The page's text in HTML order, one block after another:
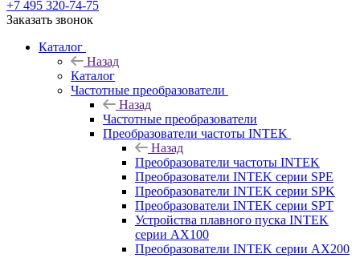
+7 495 320-74-75
Заказать звонок
Каталог
Назад
Каталог
Частотные преобразователи
Назад
Частотные преобразователи
Преобразователи частоты INTEK
Назад
Преобразователи частоты INTEK
Преобразователи INTEK серии SPE
Преобразователи INTEK серии SPK
Преобразователи INTEK серии SPT
Устройства плавного пуска INTEK
серии AX100
Преобразователи INTEK серии AX200